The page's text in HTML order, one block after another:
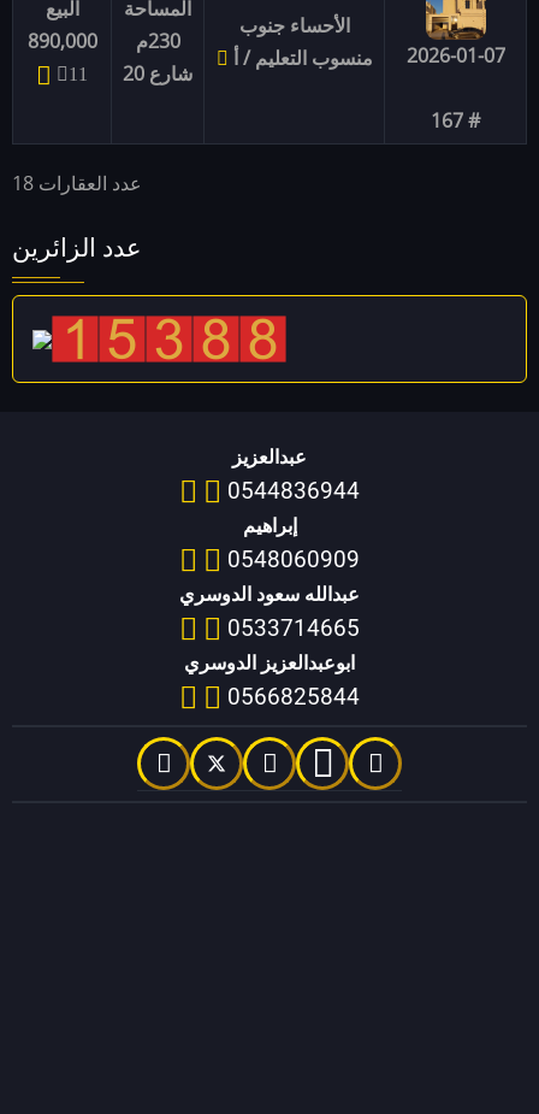
2026-01-07
# 167
الأحساء جنوب
منسوب التعليم / أ
المساحة
230م
شارع 20
البيع
890,000
11
عدد العقارات 18
عدد الزائرين
عبدالعزيز
0544836944
إبراهيم
0548060909
عبدالله سعود الدوسري
0533714665
ابوعبدالعزيز الدوسري
0566825844